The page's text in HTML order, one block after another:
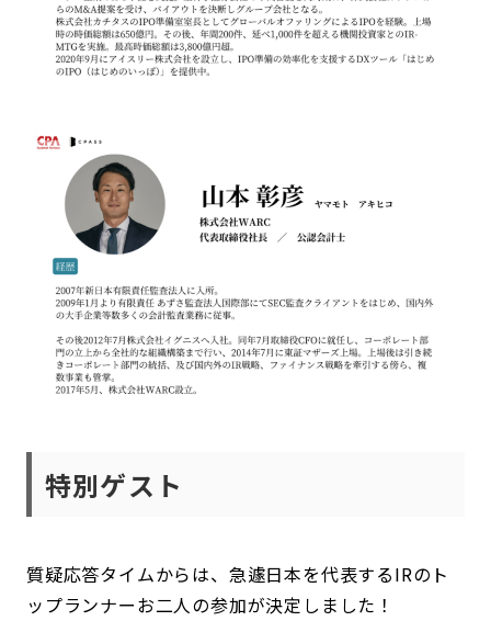
特別ゲスト
質疑応答タイムからは、急遽日本を代表するIRのト
ップランナーお二人の参加が決定しました！